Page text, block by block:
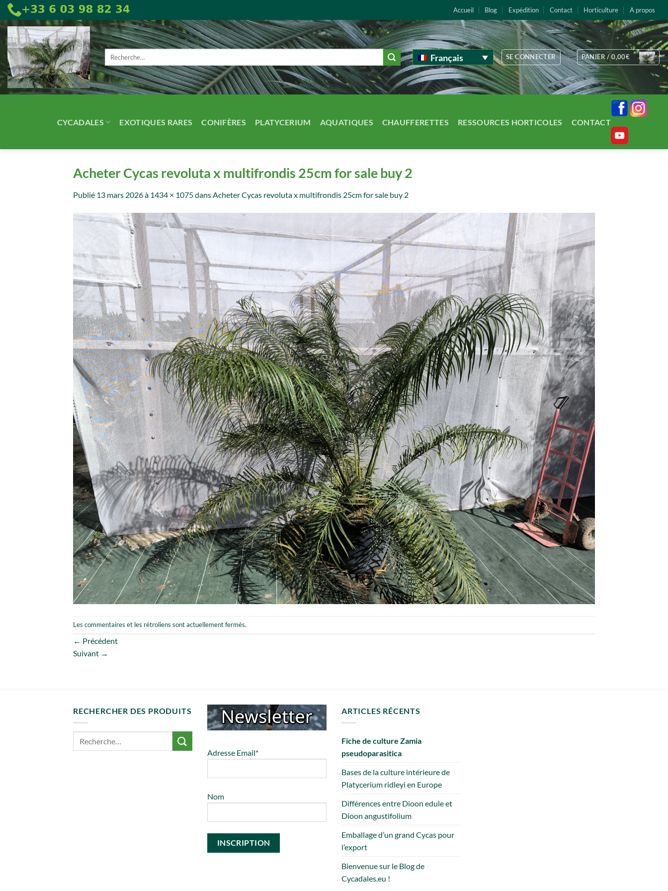
Passer
au
contenu
Accueil Blog Expédition Contact Horticulture A propos
Recherche
pour :
Français SE CONNECTER PANIER /0,00€
CYCADALES EXOTIQUES RARES CONIFÈRES PLATYCERIUM AQUATIQUES CHAUFFERETTES RESSOURCES HORTICOLES CONTACT
Acheter Cycas revoluta x multifrondis 25cm for sale buy 2
Publié 13 mars 2026à 1434 × 1075dans Acheter Cycas revoluta x multifrondis 25cm for sale buy 2
Les commentaires et les rétroliens sont actuellement fermés.
← Précédent
Suivant →
RECHERCHER DES PRODUITS
Adresse Email*
Nom
ARTICLES RÉCENTS
Fiche de culture Zamia
pseudoparasitica
Bases de la culture intérieure de
Platycerium ridleyi en Europe
Différences entre Dioon edule et
Dioon angustifolium
Emballage d’un grand Cycas pour
l’export
Bienvenue sur le Blog de
Cycadales.eu !